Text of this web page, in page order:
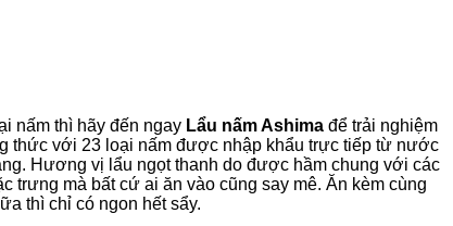
nấm thì hãy đến ngay Lẩu nấm Ashima để trải nghiệm
thức với 23 loại nấm được nhập khẩu trực tiếp từ nước
Hương vị lẩu ngọt thanh do được hầm chung với các
trưng mà bất cứ ai ăn vào cũng say mê. Ăn kèm cùng
thì chỉ có ngon hết sẩy.